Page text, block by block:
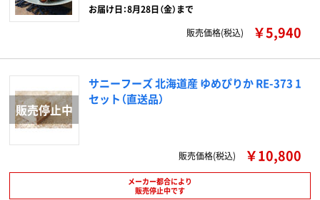
お届け日：8月28日（金）まで
販売価格(税込)
￥5,940
サニーフーズ 北海道産 ゆめぴりか RE-373 1
セット（直送品）
販売価格(税込) ￥10,800
メーカー都合により
販売停止中です